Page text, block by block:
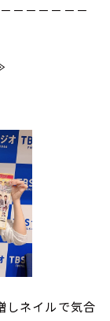
－－－－－－
しネイルで気合